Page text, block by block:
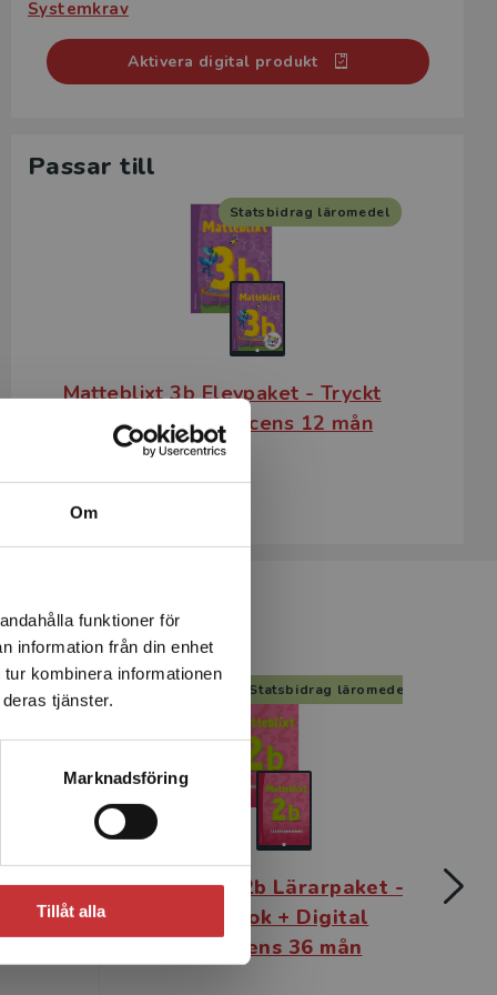
Om
funktioner för
information från din enhet
kombinera informationen
tjänster.
Marknadsföring
Tillåt alla
Systemkrav
Aktivera digital produkt
Passar till
Matteblixt 3b Elevpaket - Tryckt
bok + Digital elevlicens 12 mån
Statsbidrag läromedel
Kalm, Merja m.fl.
Exkl. moms: 158 kr
-
Matteblixt 2b Lärarpaket -
Tryckt bok + Digital
lärarlicens 36 mån
Statsbidrag läromedel